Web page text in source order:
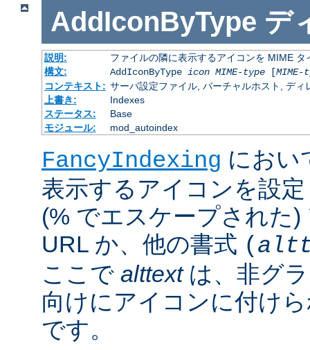
AddIconByType デ
説明:
ファイルの隣に表示するアイコンを MIME タ
構文:
AddIconByType icon MIME-type[MIME-
コンテキスト: サーバ設定ファイル, バーチャルホスト, ディ
上書き:
Indexes
ステータス:
Base
モジュール:
mod_autoindex
FancyIndexing におい
表示するアイコンを設
(% でエスケープされた
URL か、他の書式 (
ここで alttextは、非グ
向けにアイコンに付け
です。